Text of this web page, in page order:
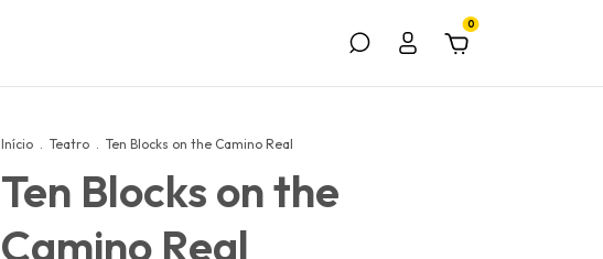
0
Início . Teatro . Ten Blocks on the Camino Real
Ten Blocks on the
Camino Real